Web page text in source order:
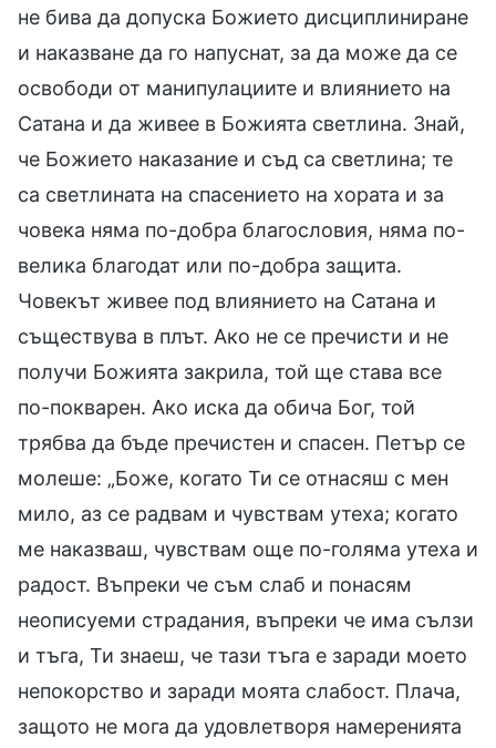
не бива да допуска Божието дисциплиниране
и наказване да го напуснат, за да може да се
освободи от манипулациите и влиянието на
Сатана и да живее в Божията светлина. Знай,
че Божието наказание и съд са светлина; те
са светлината на спасението на хората и за
човека няма по-добра благословия, няма по-
велика благодат или по-добра защита.
Човекът живее под влиянието на Сатана и
съществува в плът. Ако не се пречисти и не
получи Божията закрила, той ще става все
по-покварен. Ако иска да обича Бог, той
трябва да бъде пречистен и спасен. Петър се
молеше: „Боже, когато Ти се отнасяш с мен
мило, аз се радвам и чувствам утеха; когато
ме наказваш, чувствам още по-голяма утеха и
радост. Въпреки че съм слаб и понасям
неописуеми страдания, въпреки че има сълзи
и тъга, Ти знаеш, че тази тъга е заради моето
непокорство и заради моята слабост. Плача,
защото не мога да удовлетворя намеренията